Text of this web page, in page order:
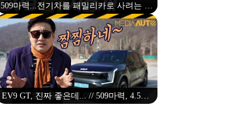
509마력...전기차를 패밀리카로 사려는 아
빠들 (EV9 GT)
EV9 GT, 진짜 좋은데... // 509마력, 4.5초,